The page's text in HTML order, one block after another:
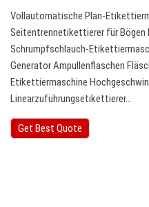
Vollautomatische Plan-
Seitentrennetikettierer für Bögen
Schrumpfschlauch-
Generator Ampullenflaschen
Etikettiermaschine
Linearzuführungsetikettierer…
Get Best Quote